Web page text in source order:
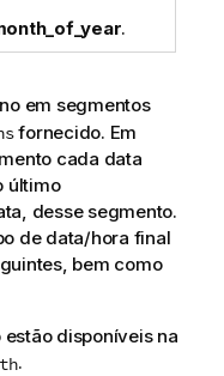
.
em segmentos
fornecido. Em
cada data
último
desse segmento.
de data/hora final
bem como
disponíveis na
.